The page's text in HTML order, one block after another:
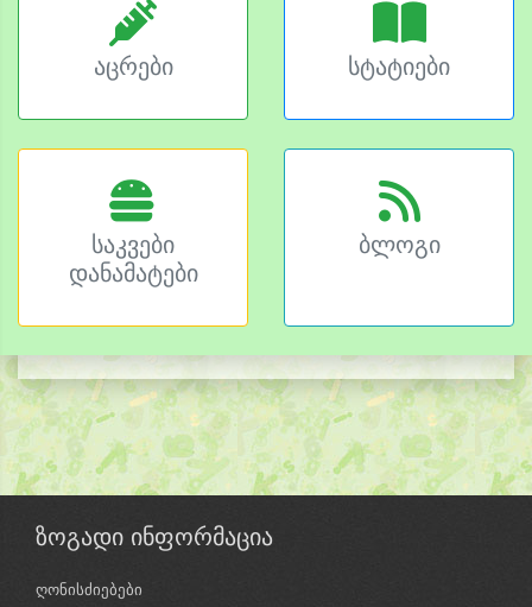
აცრები სტატიები
საკვები
დანამატები
ბლოგი
ზოგადი ინფორმაცია
ღონისძიებები